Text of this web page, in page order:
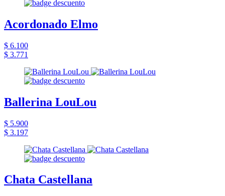
Acordonado Elmo
$ 6.100
$ 3.771
Ballerina LouLou
$ 5.900
$ 3.197
Chata Castellana